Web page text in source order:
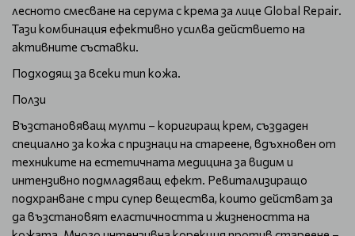
лесното смесване на серума с крема за лице Global Repair.
Тази комбинация ефективно усилва действието на
активните съставки.
Подходящ за всеки тип кожа.
Ползи
Възстановяващ мулти – коригиращ крем, създаден
специално за кожа с признаци на стареене, вдъхновен от
техниките на естетичната медицина за видим и
интензивно подмладяващ ефект. Ревитализиращо
подхранване с три супер вещества, които действат за
да възстановят еластичността и жизнеността на